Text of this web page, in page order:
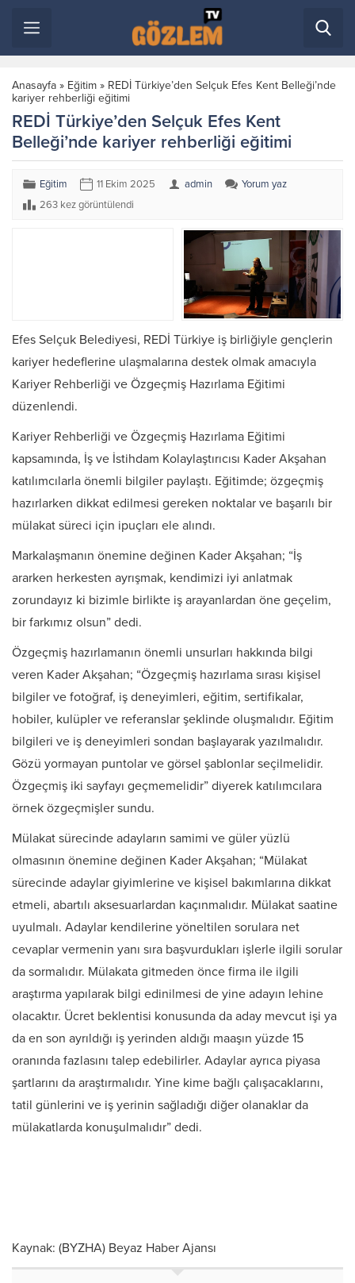
Anasayfa » Eğitim » REDİ Türkiye’den Selçuk Efes Kent Belleği’nde
kariyer rehberliği eğitimi
REDİ Türkiye’den Selçuk Efes Kent
Belleği’nde kariyer rehberliği eğitimi
Eğitim 11 Ekim 2025 admin
Yorum yaz
263 kez görüntülendi
Efes Selçuk Belediyesi, REDİ Türkiye iş birliğiyle gençlerin
kariyer hedeflerine ulaşmalarına destek olmak amacıyla
Kariyer Rehberliği ve Özgeçmiş Hazırlama Eğitimi
düzenlendi.
Kariyer Rehberliği ve Özgeçmiş Hazırlama Eğitimi
kapsamında, İş ve İstihdam Kolaylaştırıcısı Kader Akşahan
katılımcılarla önemli bilgiler paylaştı. Eğitimde; özgeçmiş
hazırlarken dikkat edilmesi gereken noktalar ve başarılı bir
mülakat süreci için ipuçları ele alındı.
Markalaşmanın önemine değinen Kader Akşahan; “İş
ararken herkesten ayrışmak, kendimizi iyi anlatmak
zorundayız ki bizimle birlikte iş arayanlardan öne geçelim,
bir farkımız olsun” dedi.
Özgeçmiş hazırlamanın önemli unsurları hakkında bilgi
veren Kader Akşahan; “Özgeçmiş hazırlama sırası kişisel
bilgiler ve fotoğraf, iş deneyimleri, eğitim, sertifikalar,
hobiler, kulüpler ve referanslar şeklinde oluşmalıdır. Eğitim
bilgileri ve iş deneyimleri sondan başlayarak yazılmalıdır.
Gözü yormayan puntolar ve görsel şablonlar seçilmelidir.
Özgeçmiş iki sayfayı geçmemelidir” diyerek katılımcılara
örnek özgeçmişler sundu.
Mülakat sürecinde adayların samimi ve güler yüzlü
olmasının önemine değinen Kader Akşahan; “Mülakat
sürecinde adaylar giyimlerine ve kişisel bakımlarına dikkat
etmeli, abartılı aksesuarlardan kaçınmalıdır. Mülakat saatine
uyulmalı. Adaylar kendilerine yöneltilen sorulara net
cevaplar vermenin yanı sıra başvurdukları işlerle ilgili sorular
da sormalıdır. Mülakata gitmeden önce firma ile ilgili
araştırma yapılarak bilgi edinilmesi de yine adayın lehine
olacaktır. Ücret beklentisi konusunda da aday mevcut işi ya
da en son ayrıldığı iş yerinden aldığı maaşın yüzde 15
oranında fazlasını talep edebilirler. Adaylar ayrıca piyasa
şartlarını da araştırmalıdır. Yine kime bağlı çalışacaklarını,
tatil günlerini ve iş yerinin sağladığı diğer olanaklar da
mülakatlarda konuşulmalıdır” dedi.
Kaynak: (BYZHA) Beyaz Haber Ajansı